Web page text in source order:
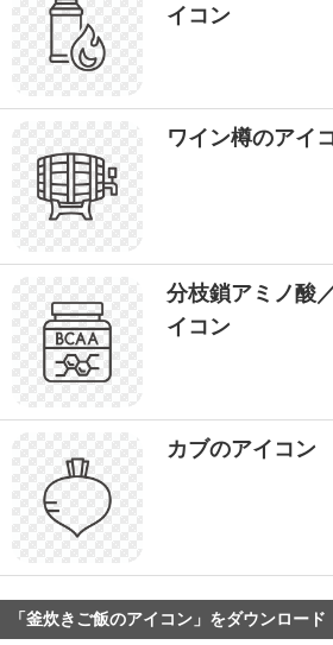
イコン
ワイン樽のアイ
分枝鎖アミノ酸
イコン
カブのアイコン
「釜炊きご飯のアイコン」をダウンロード